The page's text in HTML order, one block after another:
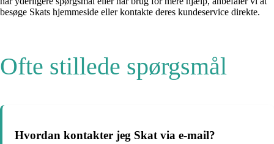
besøge Skats hjemmeside eller kontakte deres kundeservice direkte.
Ofte stillede spørgsmål
Hvordan kontakter jeg Skat via e-mail?